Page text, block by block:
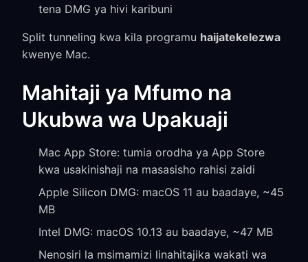
tena DMG ya hivi karibuni
Split tunneling kwa kila programu haijatekelezwa
kwenye Mac.
Mahitaji ya Mfumo na
Ukubwa wa Upakuaji
Mac App Store: tumia orodha ya App Store
kwa usakinishaji na masasisho rahisi zaidi
Apple Silicon DMG: macOS 11 au baadaye, ~45
MB
Intel DMG: macOS 10.13 au baadaye, ~47 MB
Nenosiri la msimamizi linahitajika wakati wa